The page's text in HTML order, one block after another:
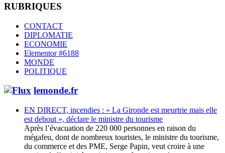
RUBRIQUES
CONTACT
DIPLOMATIE
ECONOMIE
Elementor #6188
MONDE
POLITIQUE
lemonde.fr
EN DIRECT, incendies : « La Gironde est meurtrie mais elle
est debout », déclare le ministre du tourisme
Après l’évacuation de 220 000 personnes en raison du
mégafeu, dont de nombreux touristes, le ministre du tourisme,
du commerce et des PME, Serge Papin, veut croire à une